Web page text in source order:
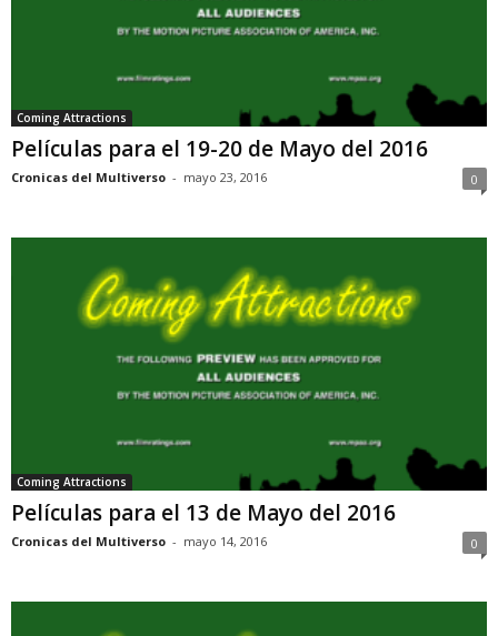
Coming Attractions
Películas para el 19-20 de Mayo del 2016
Cronicas del Multiverso - mayo 23, 2016 0
Coming Attractions
Películas para el 13 de Mayo del 2016
Cronicas del Multiverso - mayo 14, 2016 0